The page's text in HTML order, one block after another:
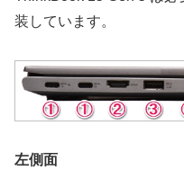
装しています。
左側面